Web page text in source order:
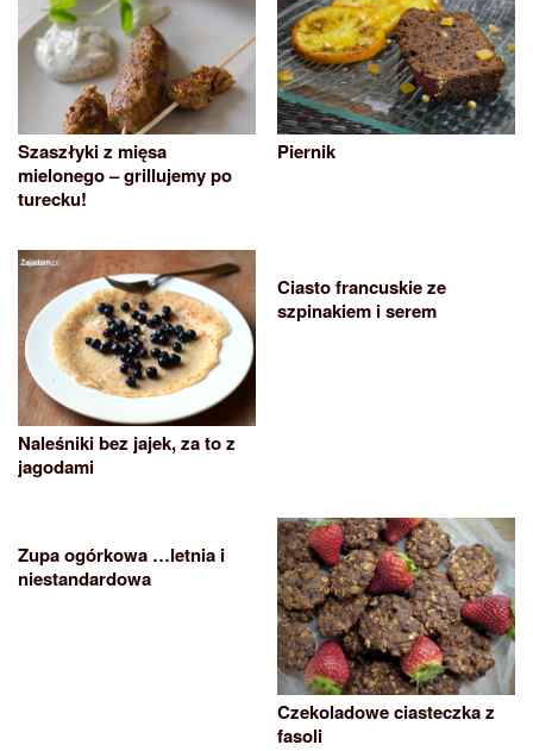
Szaszłyki z mięsa
mielonego – grillujemy po
turecku!
Piernik
Naleśniki bez jajek, za to z
jagodami
Ciasto francuskie ze
szpinakiem i serem
Zupa ogórkowa …letnia i
niestandardowa
Czekoladowe ciasteczka z
fasoli